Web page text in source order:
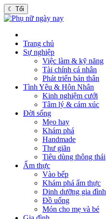
☾ Tối
Trang chủ
Sự nghiệp
Việc làm & kỹ năng
Tài chính cá nhân
Phát triển bản thân
Tình Yêu & Hôn Nhân
Kinh nghiệm cưới
Tâm lý & cảm xúc
Đời sống
Mẹo hay
Khám phá
Handmade
Thư giãn
Tiêu dùng thông thái
Ẩm thực
Vào bếp
Khám phá ẩm thực
Dinh dưỡng gia đình
Đồ uống
Món cho mẹ và bé